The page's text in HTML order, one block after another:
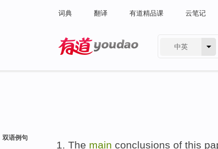
词典 翻译 有道精品课 云笔记
中英
双语例句
The main conclusions of this